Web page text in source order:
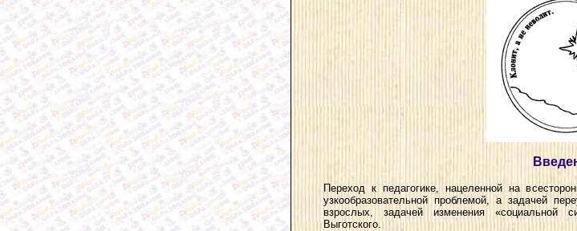
Переход к педагогике, нацеленной на
узкообразовательной проблемой, а задачей
взрослых, задачей изменения «социальной
Выготского.